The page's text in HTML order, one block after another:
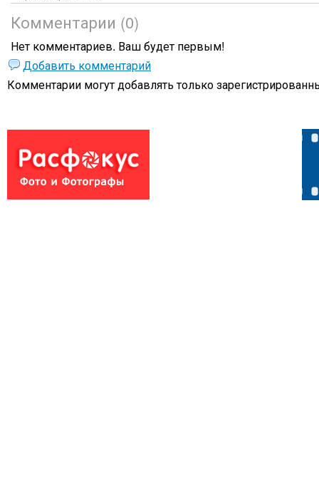
Комментарии (0)
Нет комментариев. Ваш будет первым!
Добавить комментарий
Комментарии могут добавлять только